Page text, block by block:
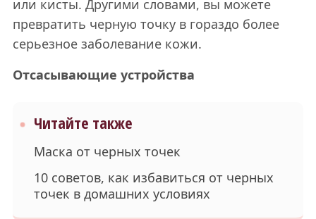
или кисты. Другими словами, вы можете
превратить черную точку в гораздо более
серьезное заболевание кожи.
Отсасывающие устройства
Читайте также
Маска от черных точек
10 советов, как избавиться от черных
точек в домашних условиях